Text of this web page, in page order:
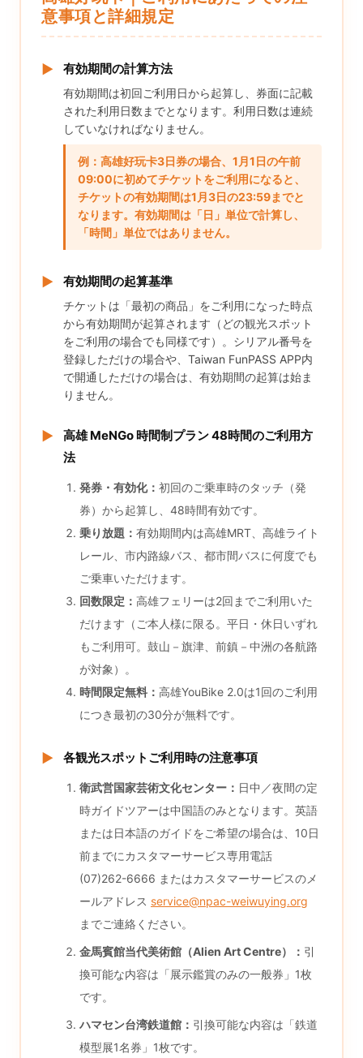
意事項と詳細規定
▶ 有効期間の計算方法
有効期間は初回ご利用日から起算し、券面に記載
された利用日数までとなります。利用日数は連続
していなければなりません。
例：高雄好玩卡3日券の場合、1月1日の午前
09:00に初めてチケットをご利用になると、
チケットの有効期間は1月3日の23:59までと
なります。有効期間は「日」単位で計算し、
「時間」単位ではありません。
▶ 有効期間の起算基準
チケットは「最初の商品」をご利用になった時点
から有効期間が起算されます（どの観光スポット
をご利用の場合でも同様です）。シリアル番号を
登録しただけの場合や、Taiwan FunPASS APP内
で開通しただけの場合は、有効期間の起算は始ま
りません。
▶
高雄 MeNGo 時間制プラン 48時間のご利用方
法
発券・有効化： 初回のご乗車時のタッチ（発
券）から起算し、48時間有効です。
乗り放題： 有効期間内は高雄MRT、高雄ライト
レール、市内路線バス、都市間バスに何度でも
ご乗車いただけます。
回数限定： 高雄フェリーは2回までご利用いた
だけます（ご本人様に限る。平日・休日いずれ
もご利用可。鼓山－旗津、前鎮－中洲の各航路
が対象）。
時間限定無料： 高雄YouBike 2.0は1回のご利用
につき最初の30分が無料です。
▶ 各観光スポットご利用時の注意事項
衛武営国家芸術文化センター： 日中／夜間の定
時ガイドツアーは中国語のみとなります。英語
または日本語のガイドをご希望の場合は、10日
前までにカスタマーサービス専用電話
(07)262-6666 またはカスタマーサービスのメ
ールアドレス service@npac-weiwuying.org
までご連絡ください。
金馬賓館当代美術館（Alien Art Centre）： 引
換可能な内容は「展示鑑賞のみの一般券」1枚
です。
ハマセン台湾鉄道館： 引換可能な内容は「鉄道
模型展1名券」1枚です。